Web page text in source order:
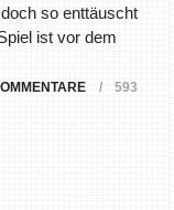
so enttäuscht
ist vor dem
593